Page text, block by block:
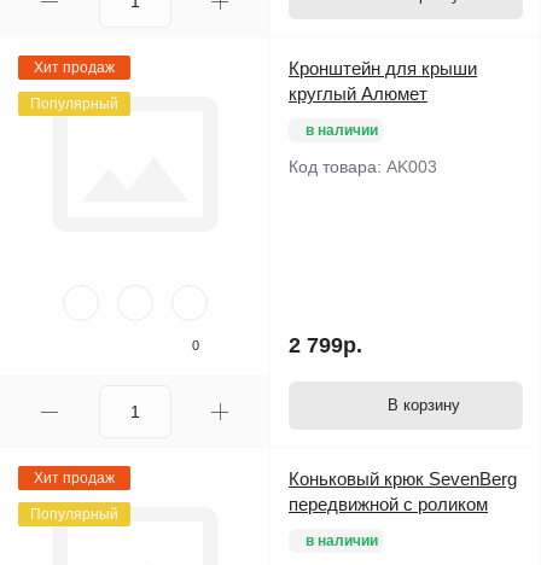
Хит продаж
Популярный
0
Кронштейн для крыши
круглый Алюмет
в наличии
Код товара: AK003
2 799р.
В корзину
Хит продаж
Популярный
Коньковый крюк SevenBerg
передвижной с роликом
в наличии